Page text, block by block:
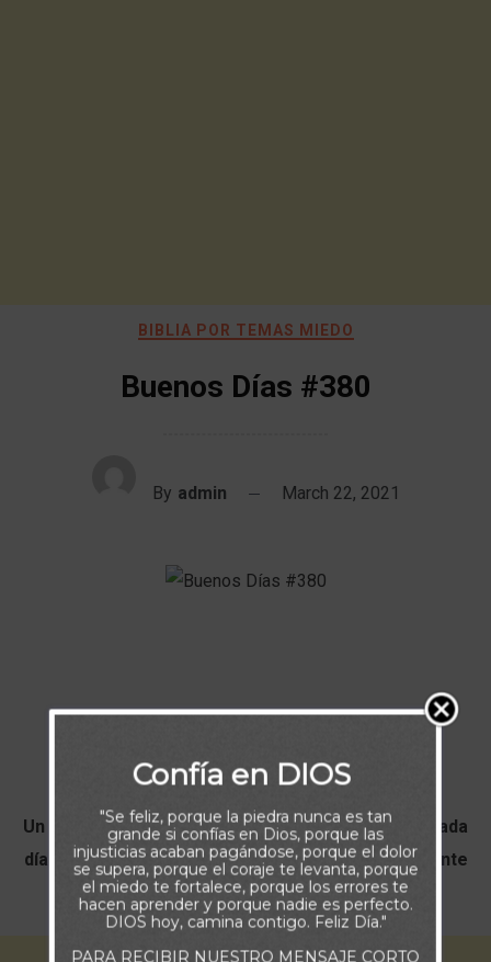
BIBLIA POR TEMAS MIEDO
Buenos Días #380
By admin March 22, 2021
Buenos Días
Un nuevo comienzo, un nuevo despertar y cómo cada
día GRACIA A DIOS por todo lo bueno que diariamente
nos regala.
Confía en DIOS
"Se feliz, porque la piedra nunca es tan
grande si confías en Dios, porque las
injusticias acaban pagándose, porque el dolor
se supera, porque el coraje te levanta, porque
el miedo te fortalece, porque los errores te
hacen aprender y porque nadie es perfecto.
DIOS hoy, camina contigo. Feliz Día."
PARA RECIBIR NUESTRO MENSAJE CORTO